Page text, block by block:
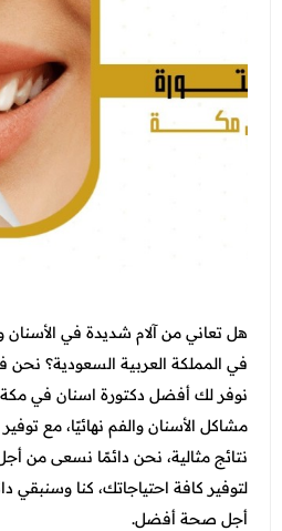
الطائف - شارع قريش
النساء والتوليد والتجميل
الطب العام و طب الطواري
الطب الاتصالي و الطب المنزلي
الاطفال
خدمات المختبر
الاشعة
عروض الجلدية والتجميل
عروض الفيلر و البوتكس
عروض الصيف المميزة
عروض البيكو واي
عروض الليزر
عروض العناية بالبشرة
عروض العناية بالشعر
عروض النساء والتوليد
عروض الطب العام
عرض الكل
فحوصات العمالة الوافدة
باقات متابعة ابر التنحيف
عروض جراحات التجميل
اتصل بنا
المدونة
هل تعاني من آلام شديدة في
في المملكة العربية السعودية؟ نحن
نوفر لكأفضل دكتورة اسنان في
مشاكل الأسنان والفم نهائيًا، مع
نتائج مثالية، نحن دائمًا نسعى من
لتوفير كافة احتياجاتك، كنا وسنبقي
أجل صحة أفضل.